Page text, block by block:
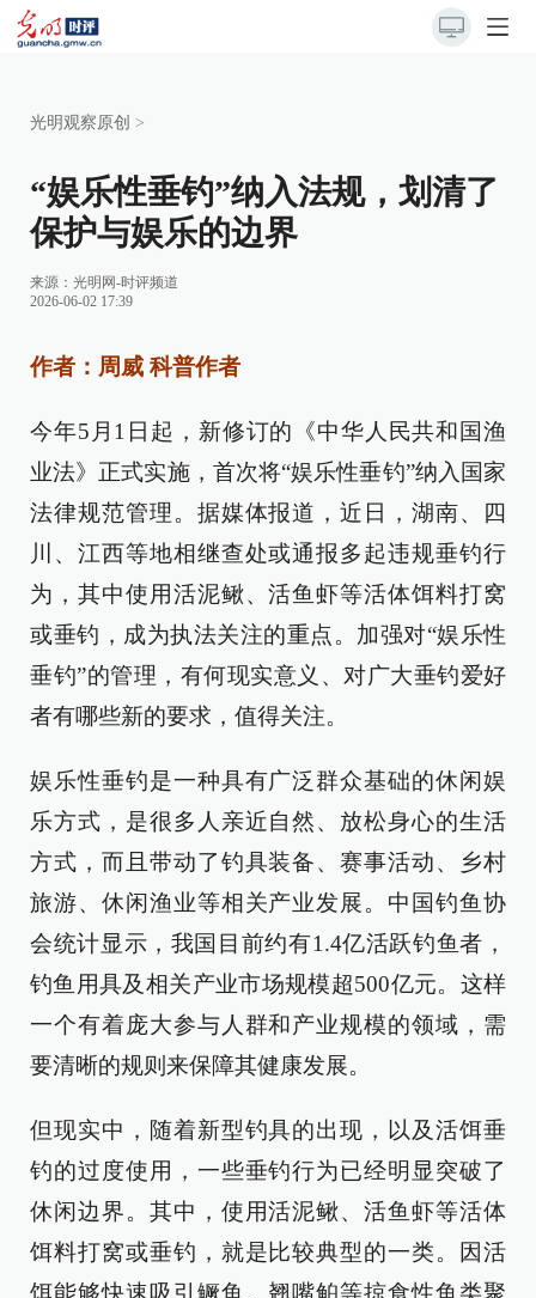
光明观察原创 >
“娱乐性垂钓”纳入法规，划清了
保护与娱乐的边界
来源： 光明网-时评频道
2026-06-02 17:39
作者：周威 科普作者
今年5月1日起，新修订的《中华人民共和国渔
业法》正式实施，首次将“娱乐性垂钓”纳入国家
法律规范管理。据媒体报道，近日，湖南、四
川、江西等地相继查处或通报多起违规垂钓行
为，其中使用活泥鳅、活鱼虾等活体饵料打窝
或垂钓，成为执法关注的重点。加强对“娱乐性
垂钓”的管理，有何现实意义、对广大垂钓爱好
者有哪些新的要求，值得关注。
娱乐性垂钓是一种具有广泛群众基础的休闲娱
乐方式，是很多人亲近自然、放松身心的生活
方式，而且带动了钓具装备、赛事活动、乡村
旅游、休闲渔业等相关产业发展。中国钓鱼协
会统计显示，我国目前约有1.4亿活跃钓鱼者，
钓鱼用具及相关产业市场规模超500亿元。这样
一个有着庞大参与人群和产业规模的领域，需
要清晰的规则来保障其健康发展。
但现实中，随着新型钓具的出现，以及活饵垂
钓的过度使用，一些垂钓行为已经明显突破了
休闲边界。其中，使用活泥鳅、活鱼虾等活体
饵料打窝或垂钓，就是比较典型的一类。因活
饵能够快速吸引鳜鱼、翘嘴鲌等掠食性鱼类聚